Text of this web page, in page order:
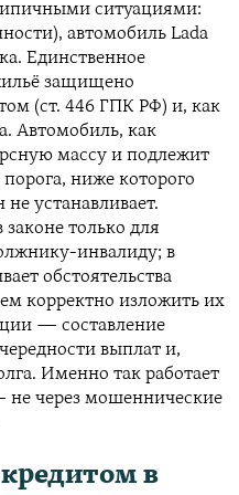
ситуациями:
автомобиль Lada
Единственное
защищено
(ст. 446 ГПК РФ) и, как
Автомобиль, как
массу и подлежит
ниже которого
устанавливает.
только для
инвалиду; в
обстоятельства
корректно изложить их
— составление
выплат и,
Именно так работает
не через мошеннические
в